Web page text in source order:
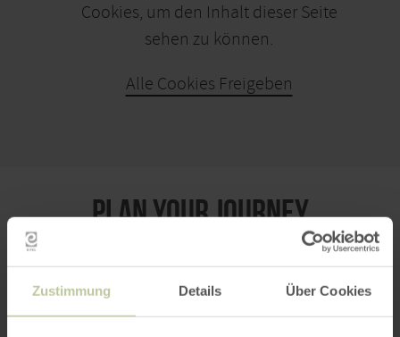
Zustimmung Details Über Cookies
Cookies, um den Inhalt dieser Seite
sehen zu können.
Alle Cookies Freigeben
PLAN YOUR JOURNEY
per Google Maps